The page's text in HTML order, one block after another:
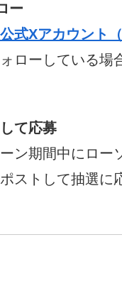
ー
式Xアカウント
ォローしている場
て応募
ン期間中にロー
ストして抽選に